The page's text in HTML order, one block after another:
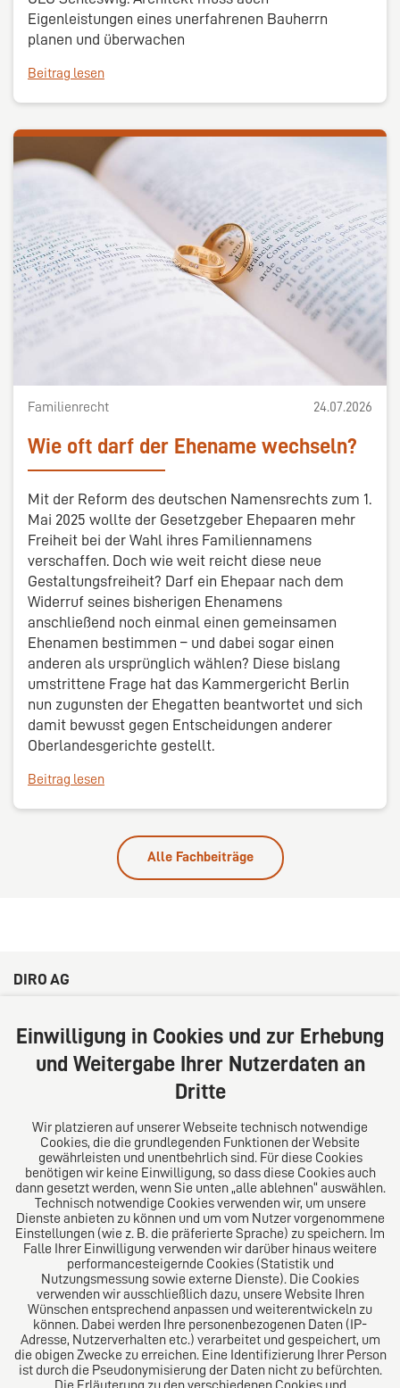
Eigenleistungen eines unerfahrenen Bauherrn
planen und überwachen
Beitrag lesen
Familienrecht 24.07.2026
Wie oft darf der Ehename wechseln?
Mit der Reform des deutschen Namensrechts zum 1.
Mai 2025 wollte der Gesetzgeber Ehepaaren mehr
Freiheit bei der Wahl ihres Familiennamens
verschaffen. Doch wie weit reicht diese neue
Gestaltungsfreiheit? Darf ein Ehepaar nach dem
Widerruf seines bisherigen Ehenamens
anschließend noch einmal einen gemeinsamen
Ehenamen bestimmen – und dabei sogar einen
anderen als ursprünglich wählen? Diese bislang
umstrittene Frage hat das Kammergericht Berlin
nun zugunsten der Ehegatten beantwortet und sich
damit bewusst gegen Entscheidungen anderer
Oberlandesgerichte gestellt.
Beitrag lesen
Alle Fachbeiträge
DIRO AG
20354 Hamburg
Deutschland
Tel: +49 (0) 40 41352231
Über uns
Das Kanzlei-Vertrauensnetzwerk. Aus Europa für die
Welt. Für den erfolgreichen Mittelstand.
Folgen Sie uns auf
Das europäische Kanzlei-Netzwerk
Einwilligung in Cookies und zur Erhebung
und Weitergabe Ihrer Nutzerdaten an
Dritte
Wir platzieren auf unserer Webseite technisch notwendige
Cookies, die die grundlegenden Funktionen der Website
gewährleisten und unentbehrlich sind. Für diese Cookies
benötigen wir keine Einwilligung, so dass diese Cookies auch
dann gesetzt werden, wenn Sie unten „alle ablehnen“ auswählen.
Technisch notwendige Cookies verwenden wir, um unsere
Dienste anbieten zu können und um vom Nutzer vorgenommene
Einstellungen (wie z. B. die präferierte Sprache) zu speichern. Im
Falle Ihrer Einwilligung verwenden wir darüber hinaus weitere
performancesteigernde Cookies (Statistik und
Nutzungsmessung sowie externe Dienste). Die Cookies
verwenden wir ausschließlich dazu, unsere Website Ihren
Wünschen entsprechend anpassen und weiterentwickeln zu
können. Dabei werden Ihre personenbezogenen Daten (IP-
Adresse, Nutzerverhalten etc.) verarbeitet und gespeichert, um
die obigen Zwecke zu erreichen. Eine Identifizierung Ihrer Person
ist durch die Pseudonymisierung der Daten nicht zu befürchten.